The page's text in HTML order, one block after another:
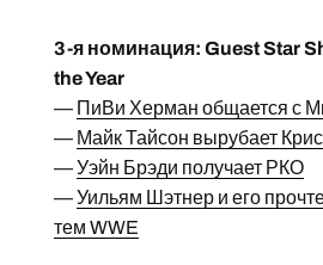
3-я номинация: Guest Star
the Year
— ПиВи Херман общается с
— Майк Тайсон вырубает
—Уэйн Брэди получает РКО
—Уильям Шэтнер и его
тем WWE